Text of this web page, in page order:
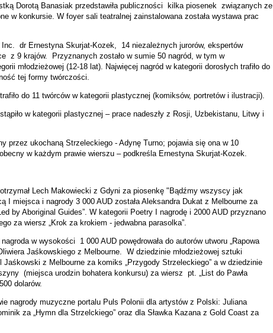
Dorotą Banasiak przedstawiła publiczności kilka piosenek związanych ze
w konkursie. W foyer sali teatralnej zainstalowana została wystawa prac
dr Ernestyna Skurjat-Kozek,
14 niezależnych jurorów, ekspertów
z 9 krajów.
Przyznanych zostało w sumie 50 nagród, w tym w
młodzieżowej (12-18 lat). Najwięcej nagród w kategorii dorosłych trafiło do
tej formy twórczości.
do 11 twórców w kategorii plastycznej (komiksów, portretów i ilustracji).
w kategorii plastycznej – prace nadeszły z Rosji, Uzbekistanu, Litwy i
przez ukochaną Strzeleckiego - Adynę Turno; pojawia się ona w 10
w każdym prawie wierszu – podkreśla Ernestyna Skurjat-Kozek.
Lech Makowiecki z Gdyni za piosenkę "Bądźmy wszyscy jak
I miejsca i nagrody 3 000 AUD została Aleksandra Dukat z Melbourne za
by Aboriginal Guides”. W kategorii Poetry I nagrodę i 2000 AUD przyznano
za wiersz „Krok za krokiem - jedwabna parasolka”.
I nagroda w wysokości
1 000 AUD powędrowała do autorów utworu „Rapowa
Jaśkowskiego z Melbourne. W dziedzinie młodzieżowej sztuki
Jaśkowski z Melbourne za komiks „Przygody Strzeleckiego” a w dziedzinie
(miejsca urodzin bohatera konkursu) za wiersz pt. „List do Pawła
dolarów.
nagrody muzyczne portalu Puls Polonii dla artystów z Polski: Juliana
za „Hymn dla Strzelckiego” oraz dla Sławka Kazana z Gold Coast za